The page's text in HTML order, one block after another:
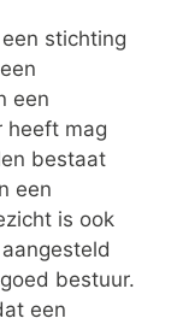
stichting
een
heeft mag
bestaat
een
is ook
bestuur.
een